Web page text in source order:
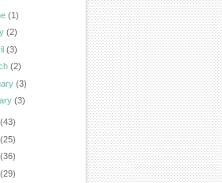
(1)
(2)
(3)
(2)
(3)
(3)
(43)
(25)
(36)
(29)